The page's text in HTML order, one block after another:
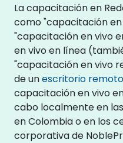
La capacitación en
como "capacitación
"capacitación en vivo
en vivo en línea
"capacitación en vivo
de unescritorio remoto
capacitación en vivo
cabo localmente en
en Colombia o en los
corporativa de